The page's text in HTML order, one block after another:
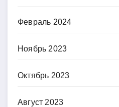
Февраль 2024
Ноябрь 2023
Октябрь 2023
Август 2023